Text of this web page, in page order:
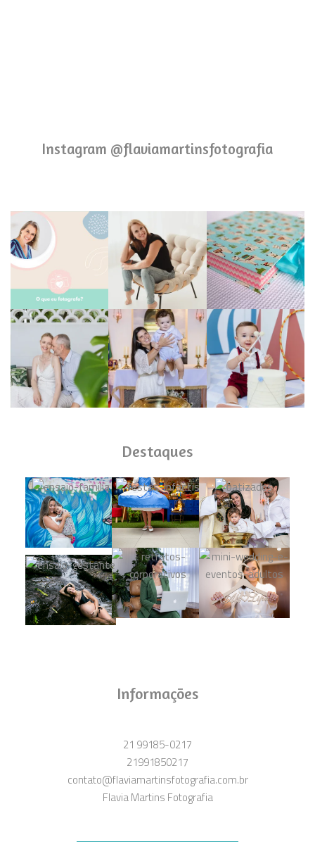
Instagram @flaviamartinsfotografia
Destaques
Informações
21 99185-0217
21991850217
contato@flaviamartinsfotografia.com.br
Flavia Martins Fotografia